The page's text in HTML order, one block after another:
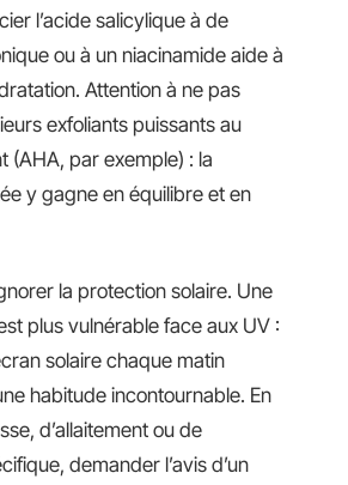
l’acide salicylique à de
ou à un niacinamide aide à
Attention à ne pas
exfoliants puissants au
(AHA, par exemple) : la
y gagne en équilibre et en
la protection solaire. Une
plus vulnérable face aux UV :
solaire chaque matin
habitude incontournable. En
d’allaitement ou de
demander l’avis d’un